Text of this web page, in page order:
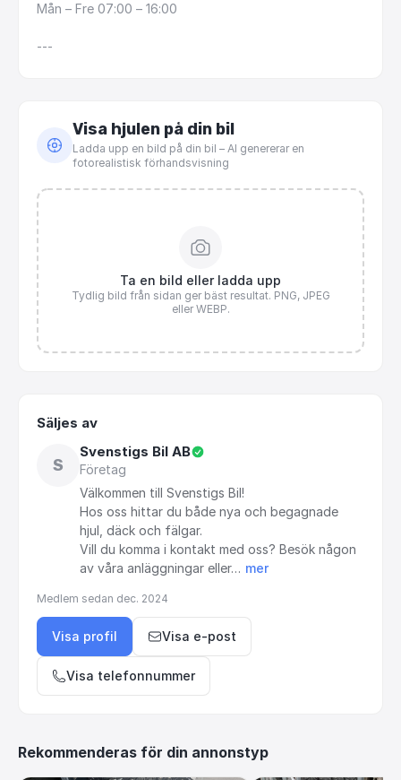
Mån – Fre 07:00 – 16:00
---
Visa hjulen på din bil
Ladda upp en bild på din bil – AI genererar en
fotorealistisk förhandsvisning
Ta en bild eller ladda upp
Tydlig bild från sidan ger bäst resultat. PNG, JPEG
eller WEBP.
Säljes av
S
Svenstigs Bil AB
Företag
Välkommen till Svenstigs Bil!
Hos oss hittar du både nya och begagnade
hjul, däck och fälgar.
Vill du komma i kontakt med oss? Besök någon
av våra anläggningar eller… mer
Medlem sedan dec. 2024
Visa profil Visa e-post
Visa telefonnummer
Rekommenderas för din annonstyp